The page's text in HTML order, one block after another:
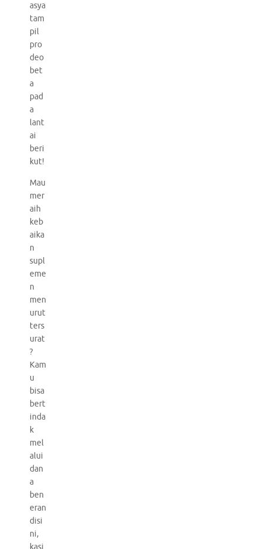
asya
tam
pil
pro
deo
bet
a
pad
a
lant
ai
beri
kut!
Mau
mer
aih
keb
aika
n
supl
eme
n
men
urut
ters
urat
?
Kam
u
bisa
bert
inda
k
mel
alui
dan
a
ben
eran
disi
ni,
kasi